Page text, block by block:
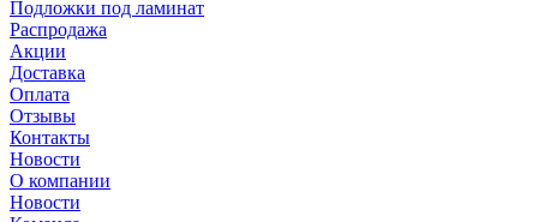
Подложки под ламинат
Распродажа
Акции
Доставка
Оплата
Отзывы
Контакты
Новости
О компании
Новости